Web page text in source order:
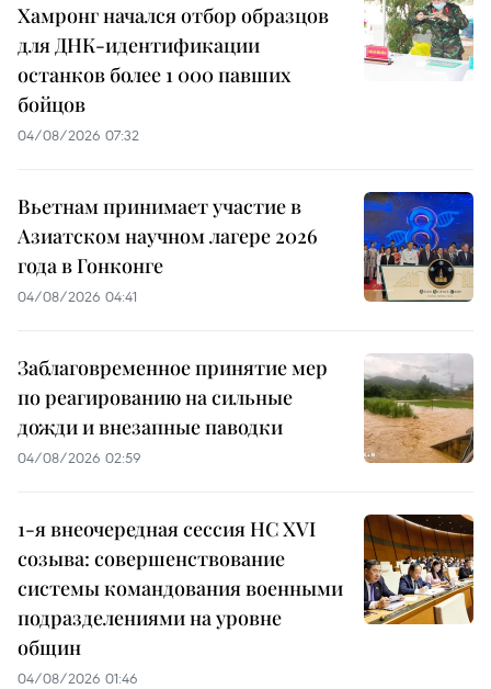
Хамронг начался отбор образцов
для ДНК-идентификации
останков более 1 000 павших
бойцов
04/08/2026 07:32
Вьетнам принимает участие в
Азиатском научном лагере 2026
года в Гонконге
04/08/2026 04:41
Заблаговременное принятие мер
по реагированию на сильные
дожди и внезапные паводки
04/08/2026 02:59
1-я внеочередная сессия НС XVI
созыва: совершенствование
системы командования военными
подразделениями на уровне
общин
04/08/2026 01:46